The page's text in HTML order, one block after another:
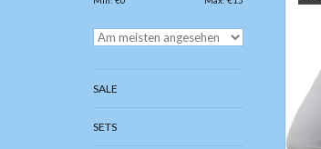
SALE
SETS